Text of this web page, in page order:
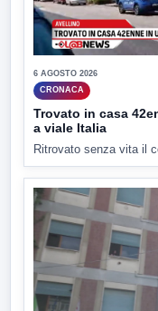
6 AGOSTO 2026
CRONACA
Trovato in casa
a viale Italia
Ritrovato senza vita il